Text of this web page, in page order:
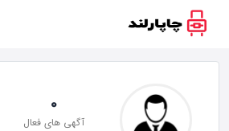
0
آگهی های فعال